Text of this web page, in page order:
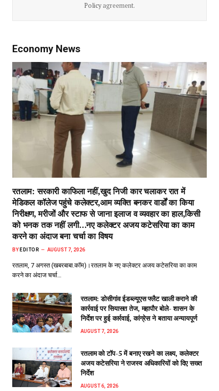
Policyagreement.
Economy News
रतलाम: सरकारी काफिला नहीं,खुद निजी कार चलाकर रात में
मेडिकल कॉलेज पहुंचे कलेक्टर,आम व्यक्ति बनकर वार्डों का किया
निरीक्षण, मरीजों और स्टाफ से जाना इलाज व व्यवहार का हाल,किसी
को भनक तक नहीं लगी…नए कलेक्टर अजय कटेसरिया का काम
करने का अंदाज बना चर्चा का विषय
BY EDITOR AUGUST 7, 2026
रतलाम, 7 अगस्त (खबरबाबा.कॉम)।रतलाम के नए कलेक्टर अजय कटेसरिया का काम
करने का अंदाज चर्चा…
रतलाम: डोसीगांव ईडब्ल्यूएस फ्लैट खाली कराने की
कार्रवाई पर सियासत तेज, महापौर बोले- शासन के
निर्देश पर हुई कार्रवाई, कांग्रेस ने बताया अन्यायपूर्ण
AUGUST 7, 2026
रतलाम को टॉप-5 में बनाए रखने का लक्ष्य, कलेक्टर
अजय कटेसरिया ने राजस्व अधिकारियों को दिए सख्त
निर्देश
AUGUST 6, 2026